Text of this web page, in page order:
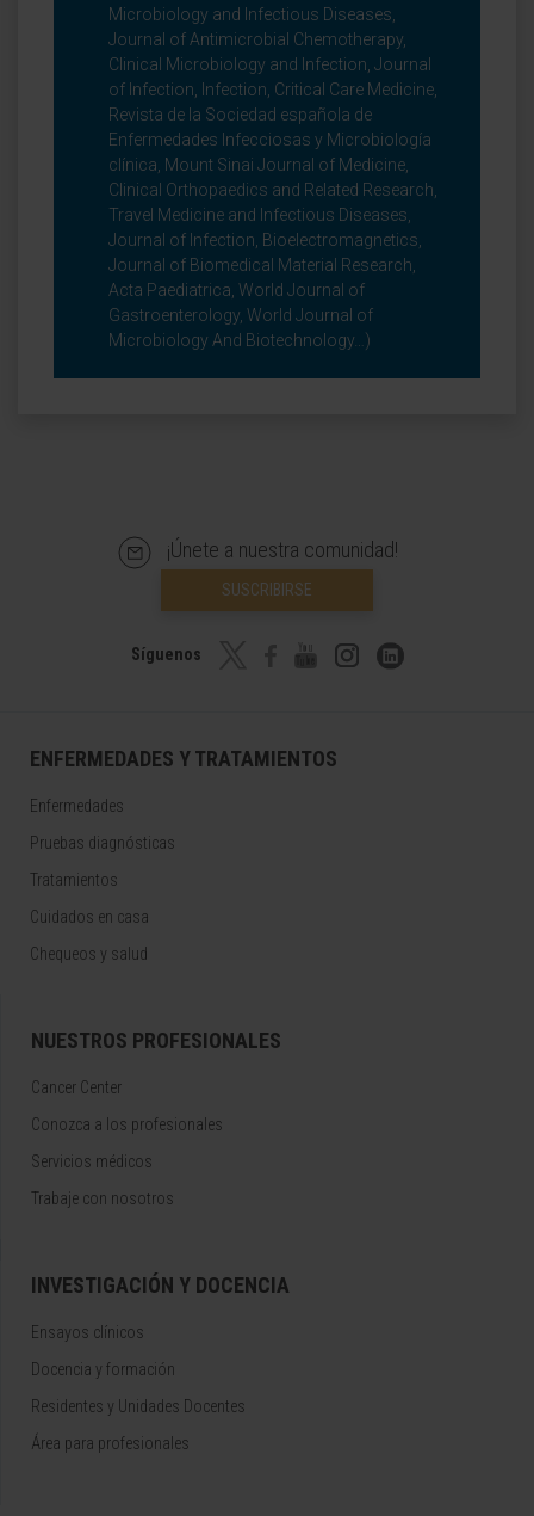
Microbiology and Infectious Diseases,
Journal of Antimicrobial Chemotherapy,
Clinical Microbiology and Infection, Journal
of Infection, Infection, Critical Care Medicine,
Revista de la Sociedad española de
Enfermedades Infecciosas y Microbiología
clínica, Mount Sinai Journal of Medicine,
Clinical Orthopaedics and Related Research,
Travel Medicine and Infectious Diseases,
Journal of Infection, Bioelectromagnetics,
Journal of Biomedical Material Research,
Acta Paediatrica, World Journal of
Gastroenterology, World Journal of
Microbiology And Biotechnology…)
¡Únete a nuestra comunidad!
SUSCRIBIRSE
Síguenos
ENFERMEDADES Y TRATAMIENTOS
Enfermedades
Pruebas diagnósticas
Tratamientos
Cuidados en casa
Chequeos y salud
NUESTROS PROFESIONALES
Cancer Center
Conozca a los profesionales
Servicios médicos
Trabaje con nosotros
INVESTIGACIÓN Y DOCENCIA
Ensayos clínicos
Docencia y formación
Residentes y Unidades Docentes
Área para profesionales